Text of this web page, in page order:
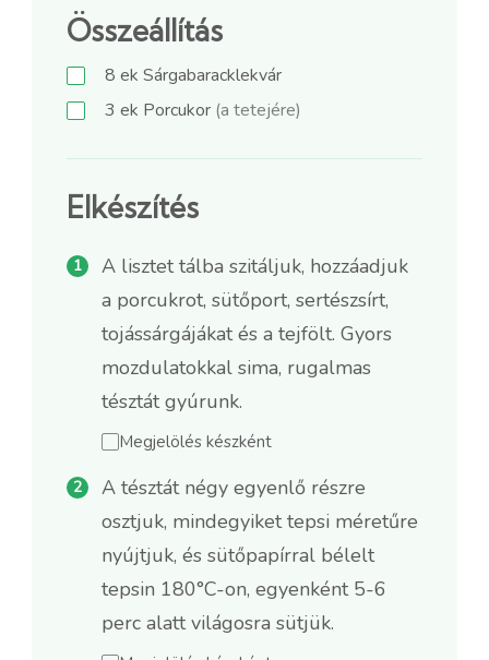
Összeállítás
8 ek Sárgabaracklekvár
3 ek Porcukor (a tetejére)
Elkészítés
A lisztet tálba szitáljuk, hozzáadjuk
a porcukrot, sütőport, sertészsírt,
tojássárgájákat és a tejfölt. Gyors
mozdulatokkal sima, rugalmas
tésztát gyúrunk.
Megjelölés készként
A tésztát négy egyenlő részre
osztjuk, mindegyiket tepsi méretűre
nyújtjuk, és sütőpapírral bélelt
tepsin 180°C-on, egyenként 5-6
perc alatt világosra sütjük.